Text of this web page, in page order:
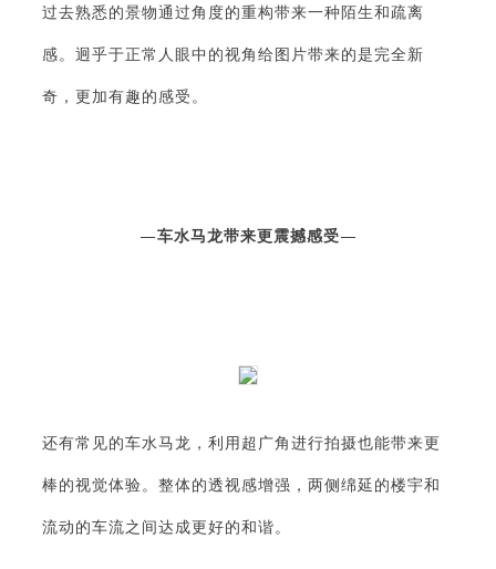
过去熟悉的景物通过角度的重构带来一种陌生和疏离
感。迥乎于正常人眼中的视角给图片带来的是完全新
奇，更加有趣的感受。
—车水马龙带来更震撼感受—
还有常见的车水马龙，利用超广角进行拍摄也能带来更
棒的视觉体验。整体的透视感增强，两侧绵延的楼宇和
流动的车流之间达成更好的和谐。